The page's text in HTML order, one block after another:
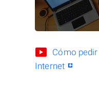
Cómo
Internet